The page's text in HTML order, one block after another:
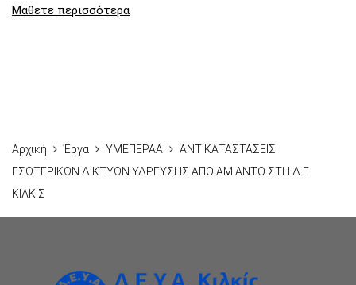
Μάθετε περισσότερα
Αρχική Έργα ΥΜΕΠΕΡΑΑ
ΑΝΤΙΚΑΤΑΣΤΑΣΕΙΣ
ΕΣΩΤΕΡΙΚΩΝ ΔΙΚΤΥΩΝ ΥΔΡΕΥΣΗΣ ΑΠΟ ΑΜΙΑΝΤΟ ΣΤΗ Δ.Ε
ΚΙΛΚΙΣ